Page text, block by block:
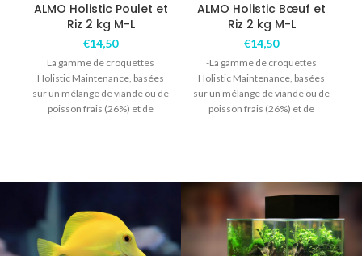
ALMO Holistic Poulet et
Riz 2 kg M-L
€14,50
La gamme de croquettes
Holistic Maintenance, basées
sur un mélange de viande ou de
poisson frais (26%) et de
ALMO Holistic Bœuf et
Riz 2 kg M-L
€14,50
-La gamme de croquettes
Holistic Maintenance, basées
sur un mélange de viande ou de
poisson frais (26%) et de